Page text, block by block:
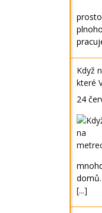
Když
které
24
[...]